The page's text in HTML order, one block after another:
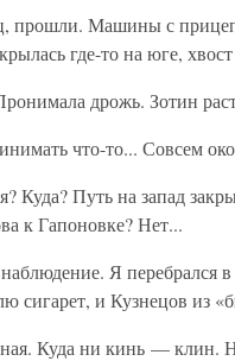
прошли. Машины с
где-то на юге,
дрожь. Зотин
что-то... Совсем
Куда? Путь на запад
к Гапоновке? Нет...
Я перебрался
сигарет, и Кузнецов из
Куда ни кинь — клин.